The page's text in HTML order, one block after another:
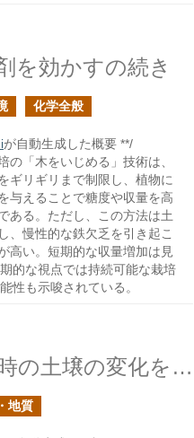
を効かすの続き
化学全般
が自動生成した概要 **/
の「木をいじめる」技術は、
ギリギリまで制限し、植物に
与えることで糖度や収量を高
ある。ただし、この方法は土
、慢性的な鉄欠乏を引き起こ
高い。短期的な収量増加は見
的な視点では持続可能な栽培
性も示唆されている。
クエン酸溶液の散布時の土壌の変化を考えてみる
地質